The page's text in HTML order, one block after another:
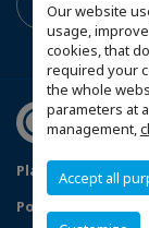
Our website
usage,
cookies, that
required your
the whole
parameters at
management,
Accept all
Plan du site
Politique de